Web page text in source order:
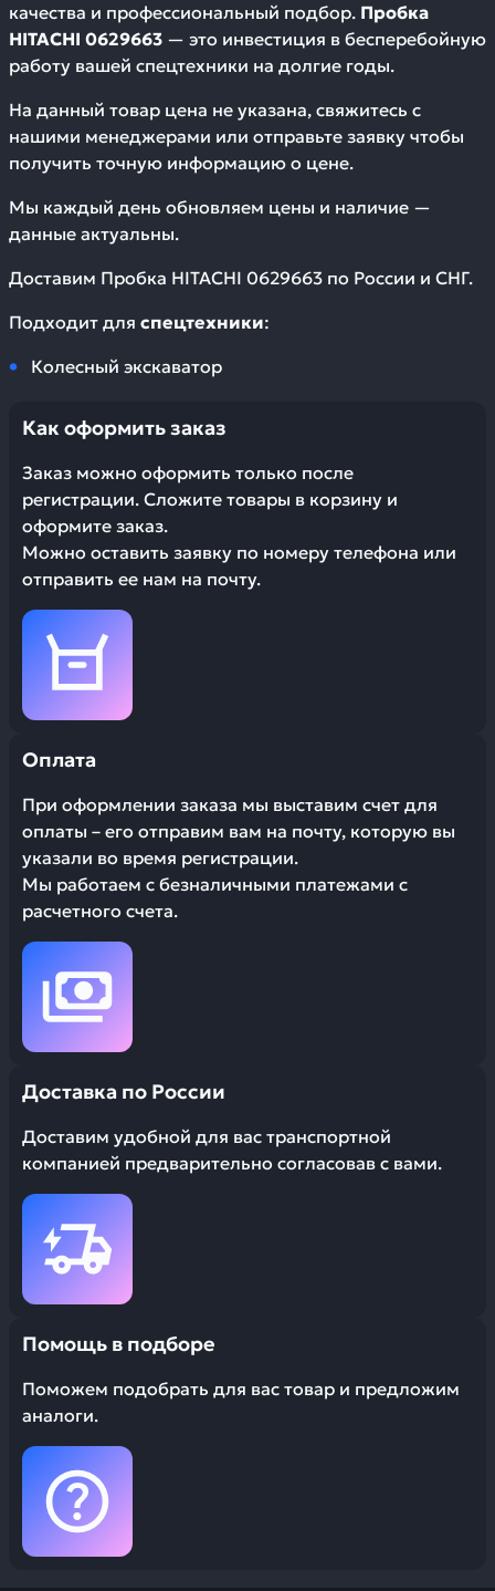
качества и профессиональный подбор. Пробка
HITACHI 0629663 — это инвестиция в бесперебойную
работу вашей спецтехники на долгие годы.
На данный товар цена не указана, свяжитесь с
нашими менеджерами или отправьте заявку чтобы
получить точную информацию о цене.
Мы каждый день обновляем цены и наличие —
данные актуальны.
Доставим Пробка HITACHI 0629663 по России и СНГ.
Подходит для спецтехники:
Колесный экскаватор
Как оформить заказ
Заказ можно оформить только после
регистрации. Сложите товары в корзину и
оформите заказ.
Можно оставить заявку по номеру телефона или
отправить ее нам на почту.
Оплата
При оформлении заказа мы выставим счет для
оплаты – его отправим вам на почту, которую вы
указали во время регистрации.
Мы работаем с безналичными платежами с
расчетного счета.
Доставка по России
Доставим удобной для вас транспортной
компанией предварительно согласовав с вами.
Помощь в подборе
Поможем подобрать для вас товар и предложим
аналоги.